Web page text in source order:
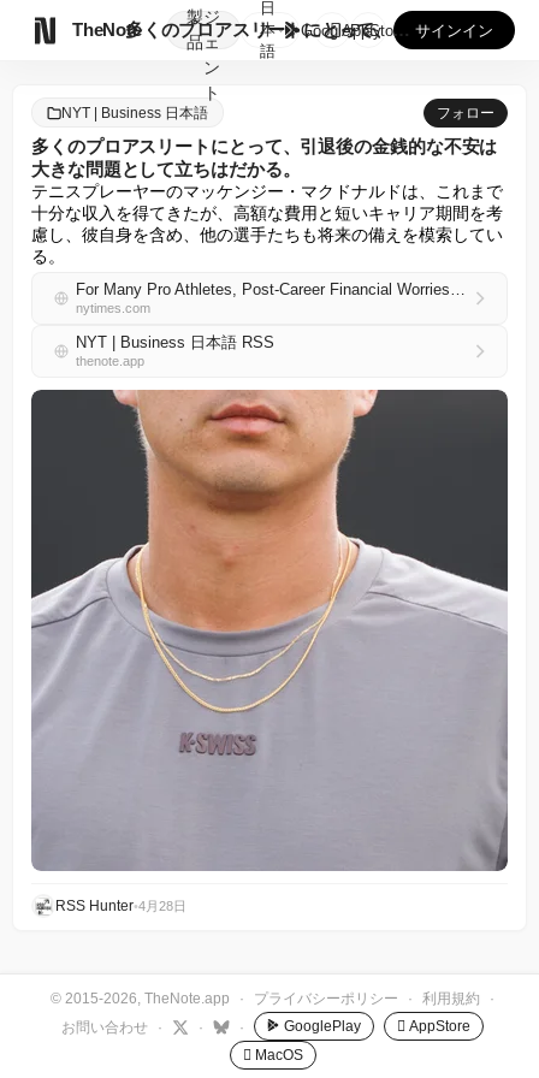
TheNote
製
品
ジ
ェ
ン
ト
多くのプロアスリートにとって、引退後の金銭的な不安は大きな問...
日
本
語
GooglePlay
AppStore サインイン
NYT | Business 日本語 フォロー
多くのプロアスリートにとって、引退後の金銭的な不安は
大きな問題として立ちはだかる。
テニスプレーヤーのマッケンジー・マクドナルドは、これまで
十分な収入を得てきたが、高額な費用と短いキャリア期間を考
慮し、彼自身を含め、他の選手たちも将来の備えを模索してい
る。
For Many Pro Athletes, Post-Career Financial Worries Loom Large
nytimes.com
NYT | Business 日本語 RSS
thenote.app
RSS Hunter•4月28日
© 2015-2026, TheNote.app · プライバシーポリシー · 利用規約
·
お問い合わせ
· · · GooglePlay
 AppStore
 MacOS